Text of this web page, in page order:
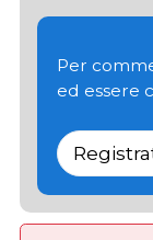
Per
ed essere